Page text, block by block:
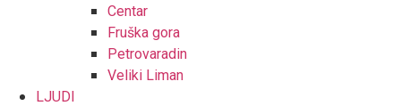
Centar
Fruška gora
Petrovaradin
Veliki Liman
LJUDI